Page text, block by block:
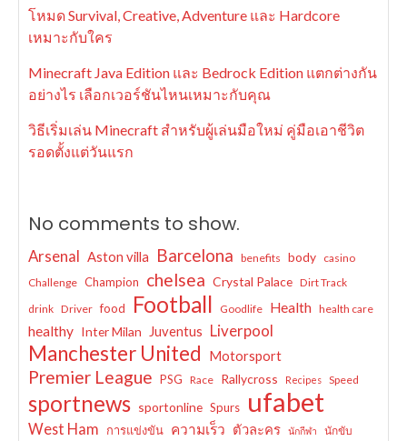
โหมด Survival, Creative, Adventure และ Hardcore
เหมาะกับใคร
Minecraft Java Edition และ Bedrock Edition แตกต่างกัน
อย่างไร เลือกเวอร์ชันไหนเหมาะกับคุณ
วิธีเริ่มเล่น Minecraft สำหรับผู้เล่นมือใหม่ คู่มือเอาชีวิต
รอดตั้งแต่วันแรก
No comments to show.
Arsenal Aston villa Barcelona benefits body casino
Challenge Champion chelsea Crystal Palace Dirt Track
drink Driver food Football Goodlife Health health care
healthy Inter Milan Juventus Liverpool
Manchester United Motorsport
Premier League PSG Race Rallycross Recipes Speed
sportnews sportonline Spurs ufabet
West Ham การแข่งขัน ความเร็ว ตัวละคร นักกีฬา นักขับ